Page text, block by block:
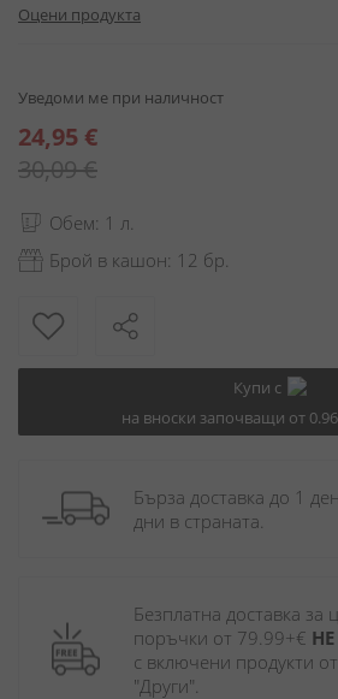
снимки
Оцени продукта
Уведоми ме при наличност
Специална
цена
24,95 €
30,09 €
Обем: 1 л.
Брой в кашон: 12 бр.
Купи с
на вноски започващи от
Бърза доставка до 1
дни в страната.
Безплатна доставка за
поръчки от 79.99+€ НЕ
с включени продукти
"Други".